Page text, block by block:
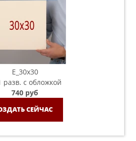
E_30х30
разв. с обложкой
740 руб
СЕЙЧАС